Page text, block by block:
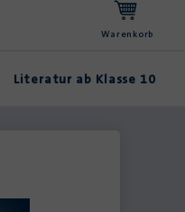
Warenkorb
Literatur ab Klasse 10